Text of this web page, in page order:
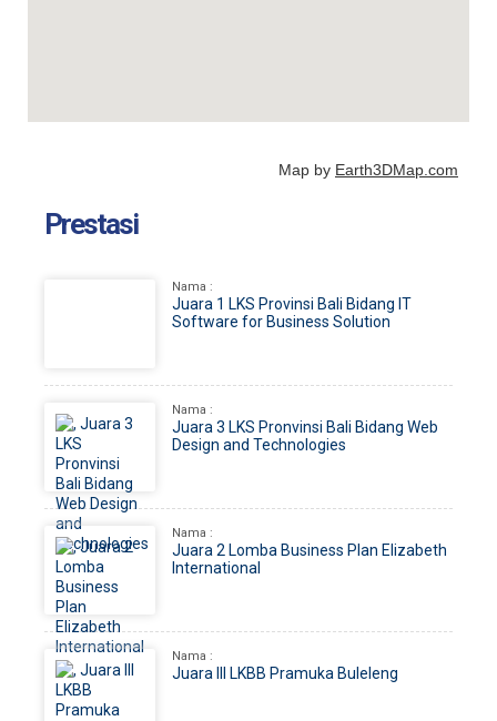
Map by Earth3DMap.com
Prestasi
Nama :
Juara 1 LKS Provinsi Bali Bidang IT
Software for Business Solution
Nama :
Juara 3 LKS Pronvinsi Bali Bidang Web
Design and Technologies
Nama :
Juara 2 Lomba Business Plan Elizabeth
International
Nama :
Juara III LKBB Pramuka Buleleng